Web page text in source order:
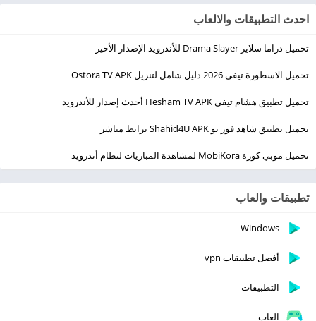
احدث التطبيقات والالعاب
تحميل دراما سلاير Drama Slayer للأندرويد الإصدار الأخير
تحميل الاسطورة تيفي 2026 دليل شامل لتنزيل Ostora TV APK
تحميل تطبيق هشام تيفي Hesham TV APK أحدث إصدار للأندرويد
تحميل تطبيق شاهد فور يو Shahid4U APK برابط مباشر
تحميل موبي كورة MobiKora لمشاهدة المباريات لنظام أندرويد
تطبيقات والعاب
Windows
أفضل تطبيقات vpn
التطبيقات
العاب